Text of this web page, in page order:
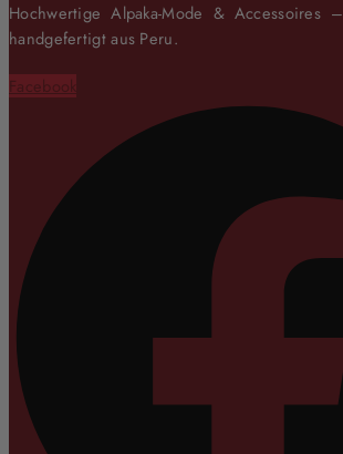
Hochwertige Alpaka-Mode & Accessoires
handgefertigt aus Peru.
Facebook